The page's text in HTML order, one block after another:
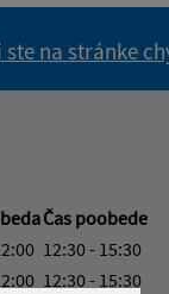
ste na stránke
Čas poobede
12:30 - 15:30
12:30 - 15:30